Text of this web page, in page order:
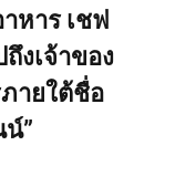
หาร เชฟ
งเจ้าของ
ายใต้ชื่อ
”